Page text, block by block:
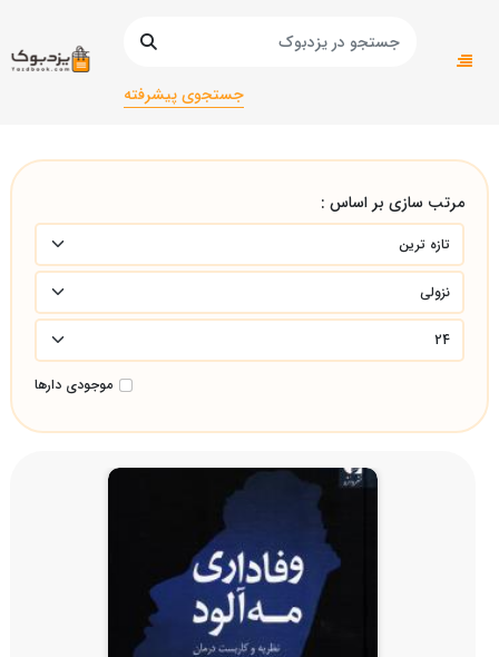
جستجوی پیشرفته
صفحه اصلی
روانشناسی و علوم تربیتی/روانشناسی و علوم تربیتی/
مرتب سازی بر اساس :
موجودی دارها